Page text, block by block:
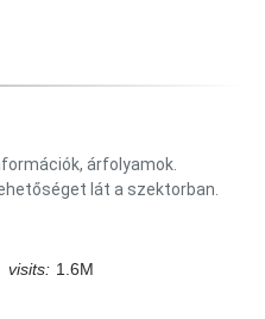
árfolyamok.
lát a szektorban.
visits: 1.6M